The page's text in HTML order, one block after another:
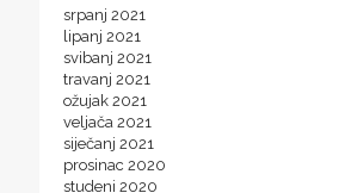
srpanj 2021
lipanj 2021
svibanj 2021
travanj 2021
ožujak 2021
veljača 2021
siječanj 2021
prosinac 2020
studeni 2020